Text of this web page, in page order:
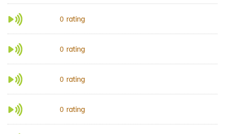
0 rating
0 rating
0 rating
0 rating